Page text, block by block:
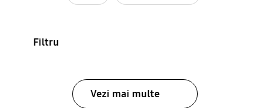
Filtru
Vezi mai multe